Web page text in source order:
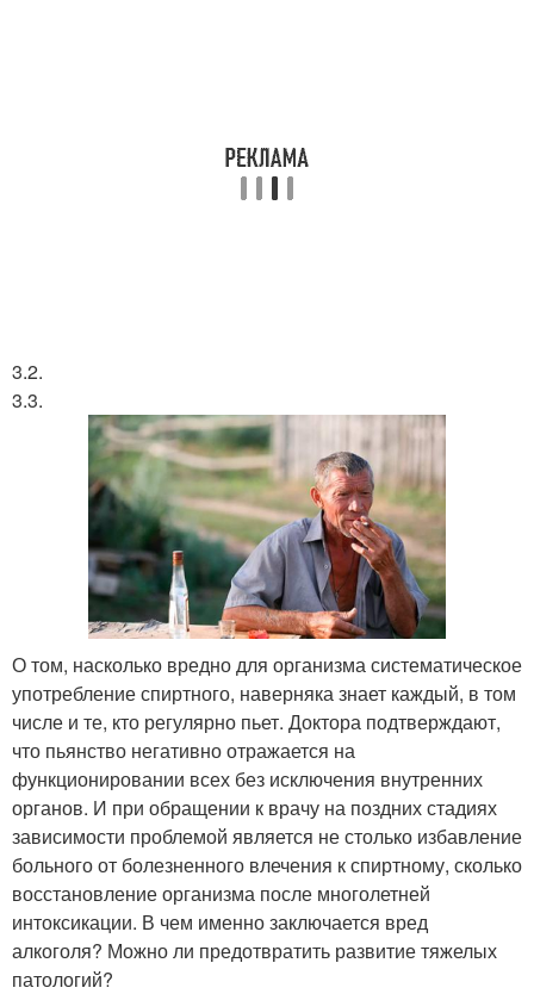
3.2.
3.3.
О том, насколько вредно для организма систематическое
употребление спиртного, наверняка знает каждый, в том
числе и те, кто регулярно пьет. Доктора подтверждают,
что пьянство негативно отражается на
функционировании всех без исключения внутренних
органов. И при обращении к врачу на поздних стадиях
зависимости проблемой является не столько избавление
больного от болезненного влечения к спиртному, сколько
восстановление организма после многолетней
интоксикации. В чем именно заключается вред
алкоголя? Можно ли предотвратить развитие тяжелых
патологий?